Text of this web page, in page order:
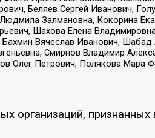
Беляев Сергей Иванович,
Залмановна, Кокорина
Шахова Елена
Вячеслав Иванович,
Смирнов Владимир
Олег Петрович, Полякова Мара
организаций, признанных